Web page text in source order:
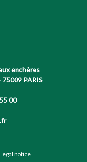
enchères
75009 PARIS
00
Legal notice